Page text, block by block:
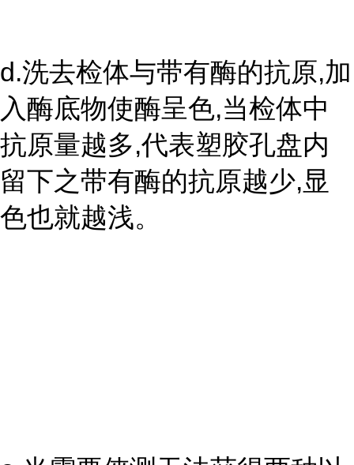
d.洗去检体与带有酶的抗原,加
入酶底物使酶呈色,当检体中
抗原量越多,代表塑胶孔盘内
留下之带有酶的抗原越少,显
色也就越浅。